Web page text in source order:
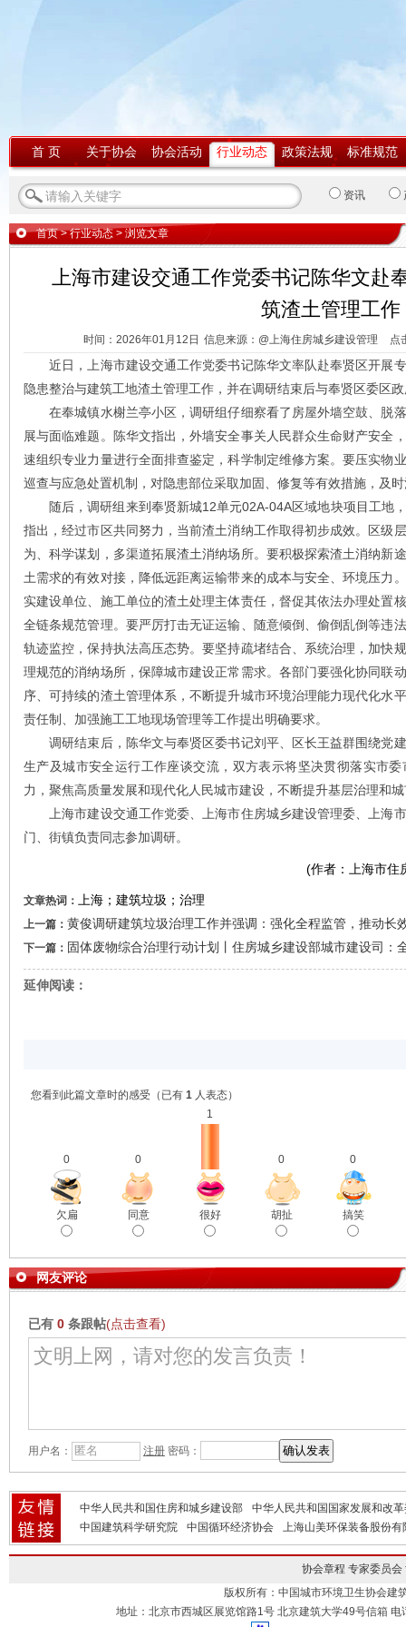
首 页 关于协会 协会活动 行业动态 政策法规 标准规范
资讯
首页>行业动态 > 浏览文章
上海市建设交通工作党委书记陈华文赴
筑渣土管理工作
时间：2026年01月12日 信息来源：@上海住房城乡建设管理 点
近日，上海市建设交通工作党委书记陈华文率队赴奉贤区开展
隐患整治与建筑工地渣土管理工作，并在调研结束后与奉贤区委区
在奉城镇水榭兰亭小区，调研组仔细察看了房屋外墙空鼓、脱
展与面临难题。陈华文指出，外墙安全事关人民群众生命财产安全
速组织专业力量进行全面排查鉴定，科学制定维修方案。要压实物
巡查与应急处置机制，对隐患部位采取加固、修复等有效措施，及
随后，调研组来到奉贤新城12单元02A-04A区域地块项目工地
指出，经过市区共同努力，当前渣土消纳工作取得初步成效。区级
为、科学谋划，多渠道拓展渣土消纳场所。要积极探索渣土消纳新
土需求的有效对接，降低远距离运输带来的成本与安全、环境压力
实建设单位、施工单位的渣土处理主体责任，督促其依法办理处置
全链条规范管理。要严厉打击无证运输、随意倾倒、偷倒乱倒等违
轨迹监控，保持执法高压态势。要坚持疏堵结合、系统治理，加快
理规范的消纳场所，保障城市建设正常需求。各部门要强化协同联
序、可持续的渣土管理体系，不断提升城市环境治理能力现代化水
责任制、加强施工工地现场管理等工作提出明确要求。
调研结束后，陈华文与奉贤区委书记刘平、区长王益群围绕党
生产及城市安全运行工作座谈交流，双方表示将坚决贯彻落实市
力，聚焦高质量发展和现代化人民城市建设，不断提升基层治理和
上海市建设交通工作党委、上海市住房城乡建设管理委、上海
门、街镇负责同志参加调研。
(作者：上海市住
文章热词： 上海；建筑垃圾；治理
上一篇： 黄俊调研建筑垃圾治理工作并强调：强化全程监管，推动长
下一篇： 固体废物综合治理行动计划丨住房城乡建设部城市建设司：
延伸阅读：
您看到此篇文章时的感受 （已有 1 人表态）
0
欠扁
0
同意
1
很好
0
胡扯
0
搞笑
网友评论
已有 0 条跟帖(点击查看)
用户名： 注册 密码：
中华人民共和国住房和城乡建设部
中华人民共和国国家发展和改
中国建筑科学研究院
中国循环经济协会 上海山美环保装备股份有
协会章程 专家委员会
版权所有：中国城市环境卫生协会建
地址：北京市西城区展览馆路1号 北京建筑大学49号信箱